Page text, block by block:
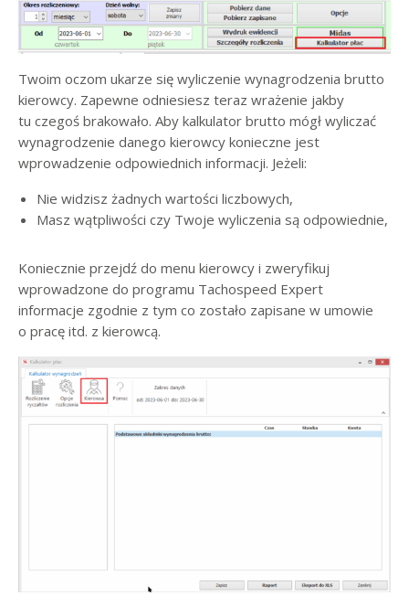
Twoim oczom ukarze się wyliczenie wynagrodzenia brutto
kierowcy. Zapewne odniesiesz teraz wrażenie jakby
tu czegoś brakowało. Aby kalkulator brutto mógł wyliczać
wynagrodzenie danego kierowcy konieczne jest
wprowadzenie odpowiednich informacji. Jeżeli:
Nie widzisz żadnych wartości liczbowych,
Masz wątpliwości czy Twoje wyliczenia są odpowiednie,
Koniecznie przejdź do menu kierowcy i zweryfikuj
wprowadzone do programu Tachospeed Expert
informacje zgodnie z tym co zostało zapisane w umowie
o pracę itd. z kierowcą.